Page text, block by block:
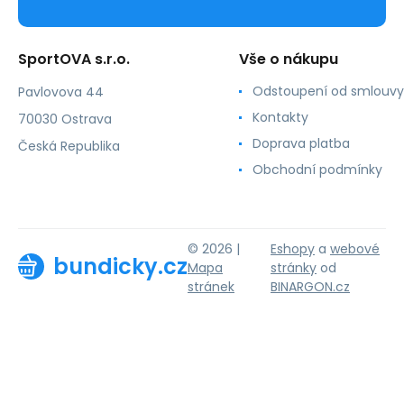
SportOVA s.r.o.
Pavlovova 44
70030 Ostrava
Česká Republika
Vše o nákupu
Odstoupení od smlouvy
Kontakty
Doprava platba
Obchodní podmínky
bundicky.cz
© 2026 |
Mapa
stránek
Eshopy a webové
stránky od
BINARGON.cz